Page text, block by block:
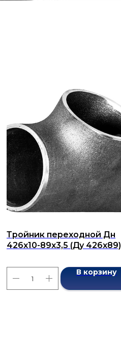
Тройник переходной Дн
426х10-89х3,5 (Ду 426х89)
В корзину